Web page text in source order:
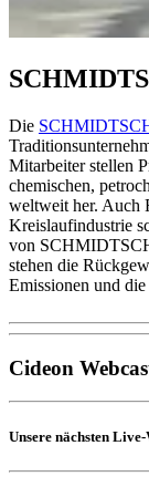
Die
Mitarbeiter stellen
chemischen,
weltweit her. Auch
Kreislaufindustrie
von
stehen die
Emissionen und
Cideon
Unsere nächsten Live-